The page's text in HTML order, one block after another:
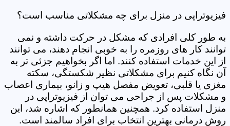
فیزیوتراپی در منزل برای چه مشکلاتی مناسب است؟
به طور کلی افرادی که مشکل در حرکت داشته و نمی
توانند کار های روزمره را به خوبی انجام دهند، می توانند
از این خدمات استفاده کنند. اما اگر بخواهیم جزئی تر به
آن نگاه کنیم برای مشکلاتی نظیر شکستگی، سکته
مغزی یا قلبی، تعویض مفصل هیپ و زانو، بیماری اعصاب
و مشکلات پس از جراحی می توان از فیزیوتراپی در
منزل استفاده کرد. همچنین همانطور که اشاره شد، این
روش درمانی بهترین انتخاب برای افراد سالمند است.